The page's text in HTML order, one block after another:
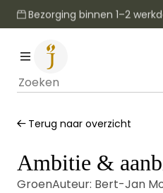
Bezorging binnen 1–2
Terug naar overzicht
Ambitie &
GroenAuteur: Bert-Jan